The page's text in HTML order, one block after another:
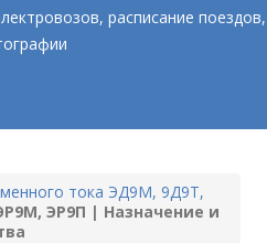
расписание поездов,
тока ЭД9М, 9Д9Т,
ЭР9П | Назначение и